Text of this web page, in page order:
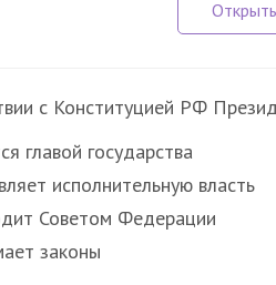
с Конституцией РФ
главой государства
исполнительную власть
Советом Федерации
законы